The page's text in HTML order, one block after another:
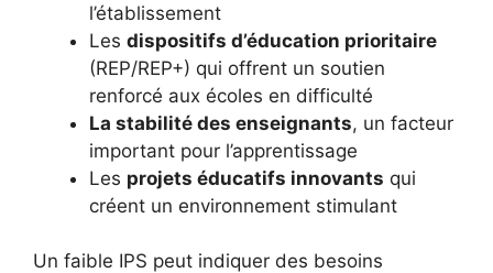
l’établissement
Les dispositifs d’éducation prioritaire
(REP/REP+) qui offrent un soutien
renforcé aux écoles en difficulté
La stabilité des enseignants, un facteur
important pour l’apprentissage
Les projets éducatifs innovants qui
créent un environnement stimulant
Un faible IPS peut indiquer des besoins